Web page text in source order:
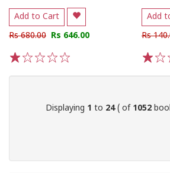
Add to Cart
Rs 680.00 Rs 646.00
Add
Rs
Displaying 1 to 24( of 1052